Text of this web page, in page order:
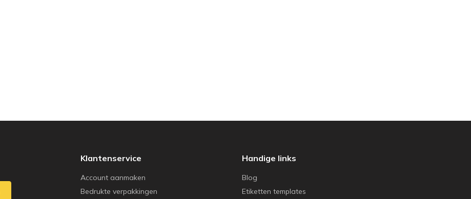
Klantenservice
Account aanmaken
Bedrukte verpakkingen
Handige links
Blog
Etiketten templates